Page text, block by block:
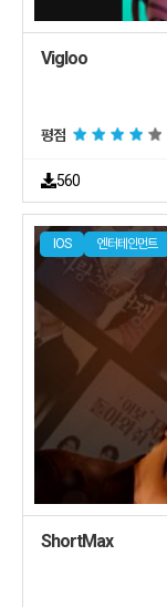
Vigloo
평점
560
IOS 엔터테인먼트
ShortMax